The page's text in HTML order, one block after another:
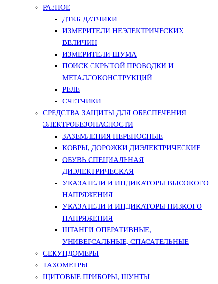
РАЗНОЕ
ДТКБ ДАТЧИКИ
ИЗМЕРИТЕЛИ НЕЭЛЕКТРИЧЕСКИХ
ВЕЛИЧИН
ИЗМЕРИТЕЛИ ШУМА
ПОИСК СКРЫТОЙ ПРОВОДКИ И
МЕТАЛЛОКОНСТРУКЦИЙ
РЕЛЕ
СЧЕТЧИКИ
СРЕДСТВА ЗАЩИТЫ ДЛЯ ОБЕСПЕЧЕНИЯ
ЭЛЕКТРОБЕЗОПАСНОСТИ
ЗАЗЕМЛЕНИЯ ПЕРЕНОСНЫЕ
КОВРЫ, ДОРОЖКИ ДИЭЛЕКТРИЧЕСКИЕ
ОБУВЬ СПЕЦИАЛЬНАЯ
ДИЭЛЕКТРИЧЕСКАЯ
УКАЗАТЕЛИ И ИНДИКАТОРЫ ВЫСОКОГО
НАПРЯЖЕНИЯ
УКАЗАТЕЛИ И ИНДИКАТОРЫ НИЗКОГО
НАПРЯЖЕНИЯ
ШТАНГИ ОПЕРАТИВНЫЕ,
УНИВЕРСАЛЬНЫЕ, СПАСАТЕЛЬНЫЕ
СЕКУНДОМЕРЫ
ТАХОМЕТРЫ
ЩИТОВЫЕ ПРИБОРЫ, ШУНТЫ